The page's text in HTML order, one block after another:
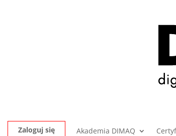
Zaloguj się Akademia DIMAQ